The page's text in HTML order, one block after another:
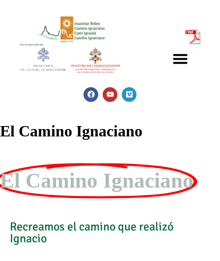
El Camino Ignaciano
El Camino Ignaciano
Recreamos el camino que realizó
Ignacio